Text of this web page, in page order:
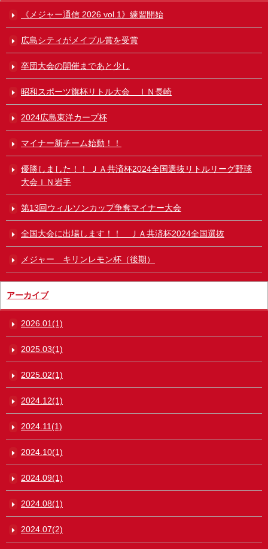
《メジャー通信 2026 vol.1》練習開始
広島シティがメイプル賞を受賞
卒団大会の開催まであと少し
昭和スポーツ旗杯リトル大会 ＩＮ長崎
2024広島東洋カープ杯
マイナー新チーム始動！！
優勝しました！！ ＪＡ共済杯2024全国選抜リトルリーグ野球
大会ＩＮ岩手
第13回ウィルソンカップ争奪マイナー大会
全国大会に出場します！！ ＪＡ共済杯2024全国選抜
メジャー キリンレモン杯（後期）
アーカイブ
2026.01(1)
2025.03(1)
2025.02(1)
2024.12(1)
2024.11(1)
2024.10(1)
2024.09(1)
2024.08(1)
2024.07(2)